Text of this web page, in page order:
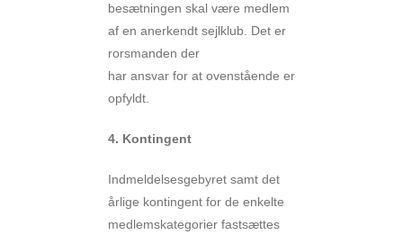
besætningen skal være medlem
af en anerkendt sejlklub. Det er
rorsmanden der
har ansvar for at ovenstående er
opfyldt.
4. Kontingent
Indmeldelsesgebyret samt det
årlige kontingent for de enkelte
medlemskategorier fastsættes